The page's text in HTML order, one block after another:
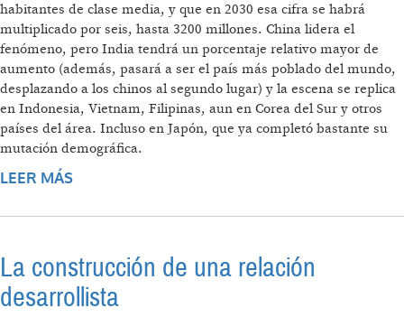
habitantes de clase media, y que en 2030 esa cifra se habrá
multiplicado por seis, hasta 3200 millones. China lidera el
fenómeno, pero India tendrá un porcentaje relativo mayor de
aumento (además, pasará a ser el país más poblado del mundo,
desplazando a los chinos al segundo lugar) y la escena se replica
en Indonesia, Vietnam, Filipinas, aun en Corea del Sur y otros
países del área. Incluso en Japón, que ya completó bastante su
mutación demográfica.
LEER MÁS
La construcción de una relación
desarrollista